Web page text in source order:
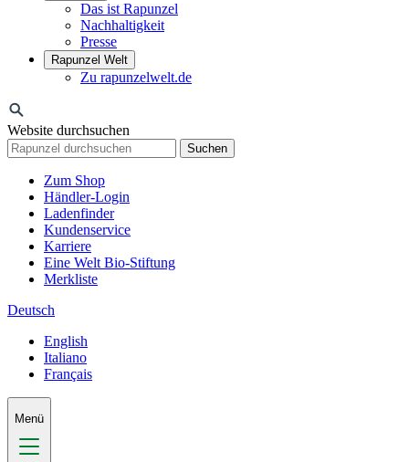
Das ist Rapunzel
Nachhaltigkeit
Presse
Rapunzel Welt
Zu rapunzelwelt.de
Website durchsuchen
Suchen
Zum Shop
Händler-Login
Ladenfinder
Kundenservice
Karriere
Eine Welt Bio-Stiftung
Merkliste
Deutsch
English
Italiano
Français
Menü